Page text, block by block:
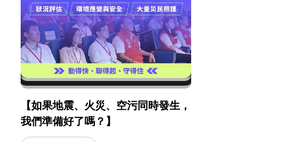
【如果地震、火災、空污同時發生，
我們準備好了嗎？】